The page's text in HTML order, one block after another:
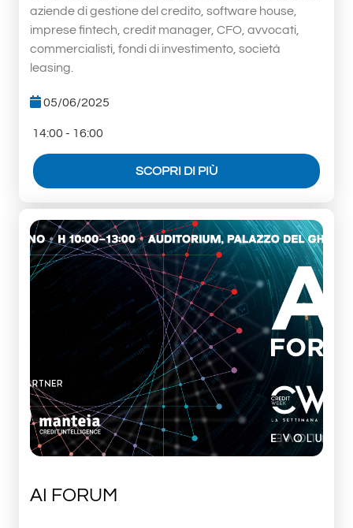
aziende di gestione del credito, software house,
imprese fintech, credit manager, CFO, avvocati,
commercialisti, fondi di investimento, società
leasing.
05/06/2025
14:00 - 16:00
SCOPRI DI PIÙ
AI FORUM